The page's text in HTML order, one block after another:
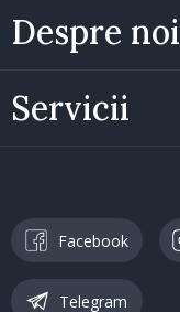
Despre noi
Servicii
Facebook
Telegram